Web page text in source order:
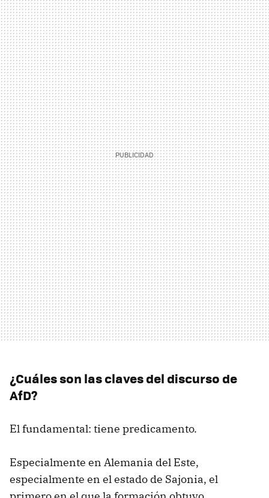
¿Cuáles son las claves del discurso de
AfD?
El fundamental: tiene predicamento.
Especialmente en Alemania del Este,
especialmente en el estado de Sajonia, el